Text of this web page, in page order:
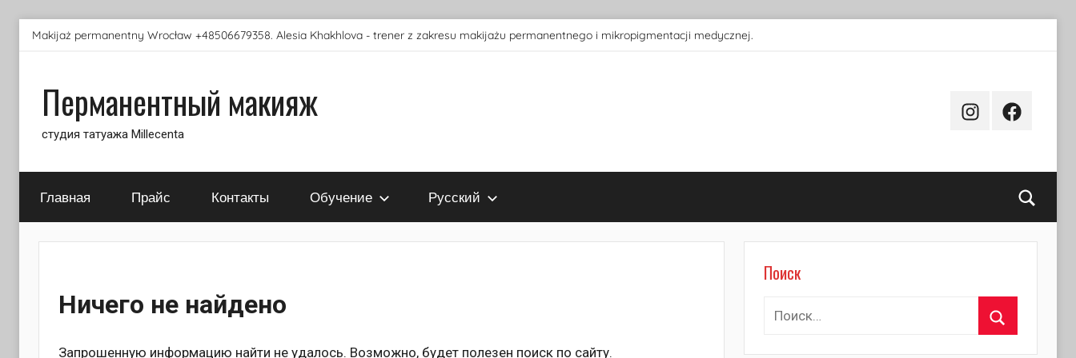
Перейти
Makijaż permanentny Wrocław +48506679358. Alesia Khakhlova - trener z zakresu makijażu permanentnego i mikropigmentacji medycznej.
Перманентный макияж
студия татуажа Millecenta
InstagramFacebook
Главная Прайс Контакты Обучение Русский
Ничего не найдено
Запрошенную информацию найти не удалось. Возможно, будет полезен поиск по сайту.
Поиск
Найти: